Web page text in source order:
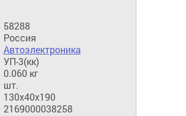
58288
Россия
Автоэлектроника
УП-3(кк)
0.060 кг
шт.
130x40x190
2169000038258